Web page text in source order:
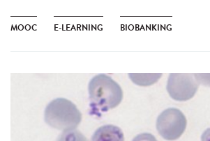
MOOC E-LEARNING BIOBANKING